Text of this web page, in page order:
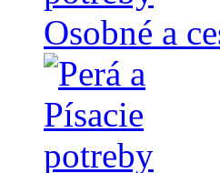
Osobné a